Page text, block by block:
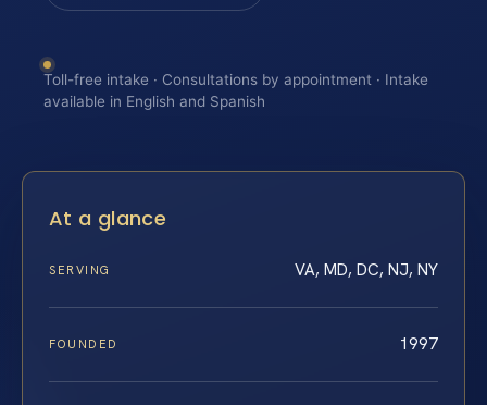
Toll-free intake · Consultations by appointment · Intake
available in English and Spanish
At a glance
SERVING VA, MD, DC, NJ, NY
FOUNDED 1997